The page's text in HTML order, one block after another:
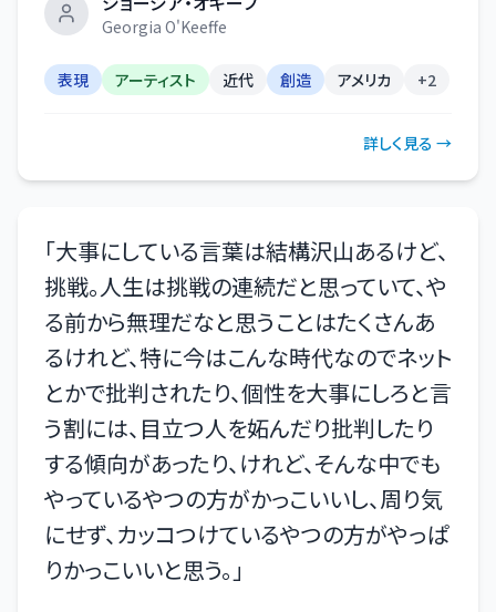
Georgia O'Keeffe
表現 アーティスト 近代 創造 アメリカ +2
詳しく見る →
「大事にしている言葉は結構沢山あるけど、
挑戦。人生は挑戦の連続だと思っていて、や
る前から無理だなと思うことはたくさんあ
るけれど、特に今はこんな時代なのでネット
とかで批判されたり、個性を大事にしろと言
う割には、目立つ人を妬んだり批判したり
する傾向があったり、けれど、そんな中でも
やっているやつの方がかっこいいし、周り気
にせず、カッコつけているやつの方がやっぱ
りかっこいいと思う。 」